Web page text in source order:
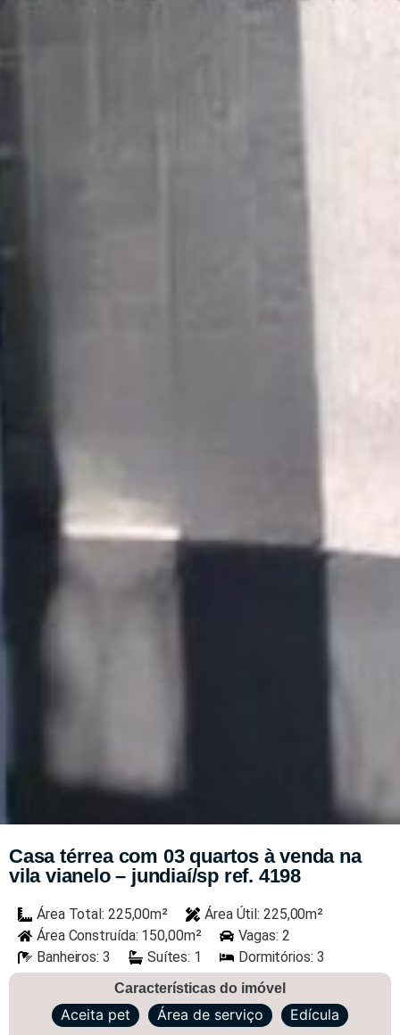
Casa térrea com 03 quartos à venda na
vila vianelo – jundiaí/sp ref. 4198
Área Total: 225,00m²
Área Útil: 225,00m²
Área Construída: 150,00m²
Vagas: 2
Banheiros: 3
Suítes: 1 Dormitórios: 3
Características do imóvel
Aceita pet Área de serviço Edícula